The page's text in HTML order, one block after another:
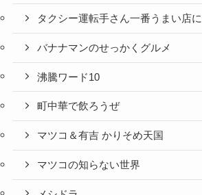
タクシー運転手さん一番うまい店
バナナマンのせっかくグルメ
沸騰ワード10
町中華で飲ろうぜ
マツコ＆有吉 かりそめ天国
マツコの知らない世界